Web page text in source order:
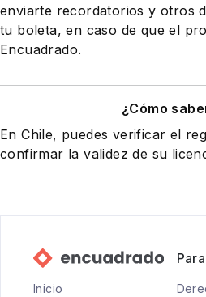
enviarte recordatorios y otros
tu boleta, en caso de que el
Encuadrado.
¿Cómo
En Chile, puedes verificar el
confirmar la validez de su
Inicio